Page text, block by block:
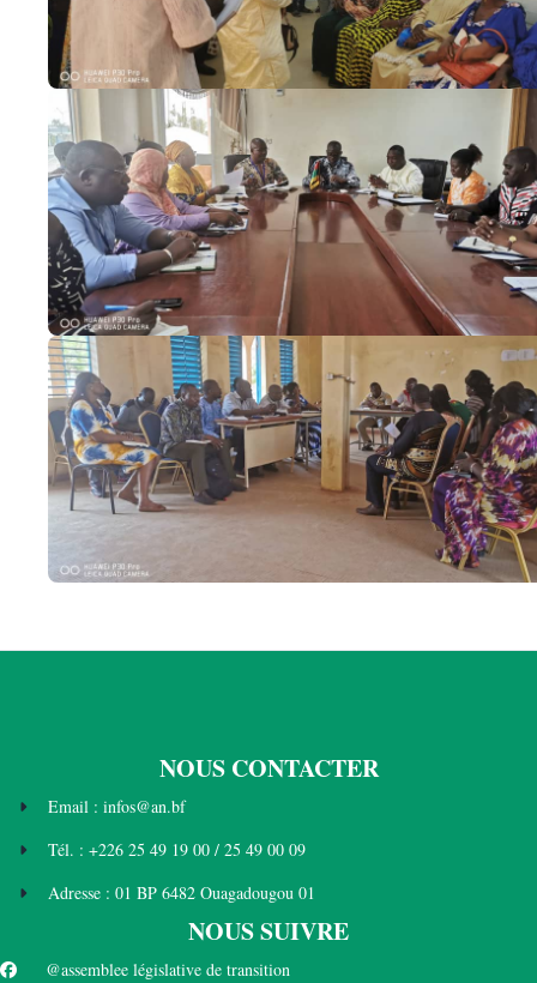
NOUS CONTACTER
Email : infos@an.bf
Tél. : +226 25 49 19 00 / 25 49 00 09
Adresse : 01 BP 6482 Ouagadougou 01
NOUS SUIVRE
@assemblee législative de transition